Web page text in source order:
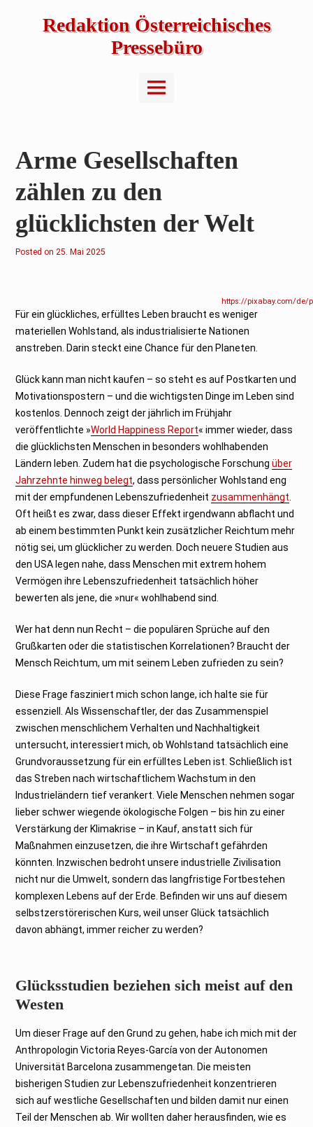
Redaktion Österreichisches
Pressebüro
Main
Menu
Arme Gesellschaften
zählen zu den
glücklichsten der Welt
Posted on2
0
5
25. Mai 2025
https://pixabay.com/de/
Für ein glückliches, erfülltes Leben braucht es weniger
materiellen Wohlstand, als industrialisierte Nationen
anstreben. Darin steckt eine Chance für den Planeten.
Glück kann man nicht kaufen – so steht es auf Postkarten und
Motivationspostern – und die wichtigsten Dinge im Leben sind
kostenlos. Dennoch zeigt der jährlich im Frühjahr
veröffentlichte »World Happiness Report« immer wieder, dass
die glücklichsten Menschen in besonders wohlhabenden
Ländern leben. Zudem hat die psychologische Forschungüber
Jahrzehnte hinweg belegt, dass persönlicher Wohlstand eng
mit der empfundenen Lebenszufriedenheit zusammenhängt
Oft heißt es zwar, dass dieser Effekt irgendwann abflacht und
ab einem bestimmten Punkt kein zusätzlicher Reichtum mehr
nötig sei, um glücklicher zu werden. Doch neuere Studien aus
den USA legen nahe, dass Menschen mit extrem hohem
Vermögen ihre Lebenszufriedenheit tatsächlich höher
bewerten als jene, die »nur« wohlhabend sind.
Wer hat denn nun Recht – die populären Sprüche auf den
Grußkarten oder die statistischen Korrelationen? Braucht der
Mensch Reichtum, um mit seinem Leben zufrieden zu sein?
Diese Frage fasziniert mich schon lange, ich halte sie für
essenziell. Als Wissenschaftler, der das Zusammenspiel
zwischen menschlichem Verhalten und Nachhaltigkeit
untersucht, interessiert mich, ob Wohlstand tatsächlich eine
Grundvoraussetzung für ein erfülltes Leben ist. Schließlich ist
das Streben nach wirtschaftlichem Wachstum in den
Industrieländern tief verankert. Viele Menschen nehmen sogar
lieber schwer wiegende ökologische Folgen – bis hin zu einer
Verstärkung der Klimakrise – in Kauf, anstatt sich für
Maßnahmen einzusetzen, die ihre Wirtschaft gefährden
könnten. Inzwischen bedroht unsere industrielle Zivilisation
nicht nur die Umwelt, sondern das langfristige Fortbestehen
komplexen Lebens auf der Erde. Befinden wir uns auf diesem
selbstzerstörerischen Kurs, weil unser Glück tatsächlich
davon abhängt, immer reicher zu werden?
Glücksstudien beziehen sich meist auf den
Westen
Um dieser Frage auf den Grund zu gehen, habe ich mich mit der
Anthropologin Victoria Reyes-García von der Autonomen
Universität Barcelona zusammengetan. Die meisten
bisherigen Studien zur Lebenszufriedenheit konzentrieren
sich auf westliche Gesellschaften und bilden damit nur einen
Teil der Menschen ab. Wir wollten daher herausfinden, wie es